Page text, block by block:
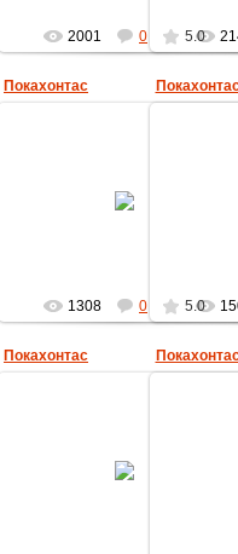
2001 0 5.0
Покахонтас
1308 0 5.0
Покахонтас